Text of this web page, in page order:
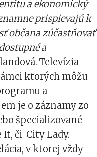
a ekonomický
prispievajú k
občana zúčastňovať
a
Televízia
ktorých môžu
a
je o záznamy zo
špecializované
It, či City Lady.
v ktorej vždy